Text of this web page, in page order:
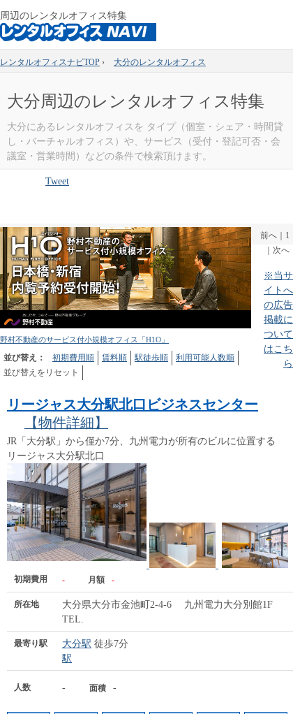
周辺のレンタルオフィス特集
レンタルオフィスナビTOP › 大分のレンタルオフィス
大分周辺のレンタルオフィス特集
大分にあるレンタルオフィスを タイプ（個室・シェア・時間貸
し・バーチャルオフィス）や、サービス（受付・登記可否・会
議室・営業時間）などの条件で検索頂けます。
Tweet
野村不動産のサービス付小規模オフィス「H1O」
並び替え： 初期費用順 賃料順 駅徒歩順
利用可能人数順
並び替えをリセット
前へ
1
次へ
※当サ
イトへ
の広告
掲載に
ついて
はこち
ら
リージャス大分駅北口ビジネスセンター
【物件詳細】
JR「大分駅」から僅か7分、九州電力が所有のビルに位置する
リージャス大分駅北口
初期費用 - 月額 -
所在地
大分県大分市金池町2-4-6 九州電力大分別館1F
TEL.
最寄り駅 大分駅 徒歩7分
駅
人数 - 面積 -